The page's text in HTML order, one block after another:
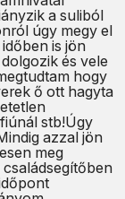
a suliból
úgy megy el
is jön
és vele
hogy
ő ott hagyta
stb!Úgy
azzal jön
meg